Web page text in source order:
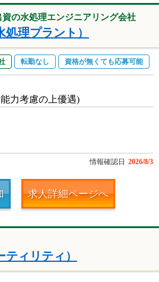
の水処理エンジニアリング会社
理プラント）
転勤なし 資格が無くても応募可能
力考慮の上優遇)
情報確認日 2026/8/3
求人詳細ページへ
ィリティ）